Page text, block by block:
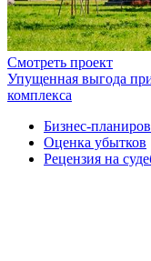
Смотреть проект
Упущенная выгода при
комплекса
Бизнес-
Оценка убытков
Рецензия на